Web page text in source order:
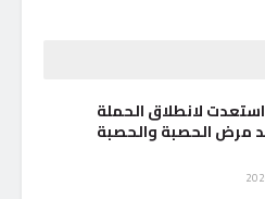
لانطلاق الحملة
مرض الحصبة والحصبة